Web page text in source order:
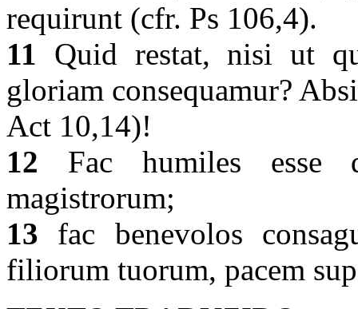
requirunt (cfr. Ps 106,4).
11 Quid restat, nisi ut
gloriam consequamur?
Act 10,14)!
12 Fac humiles esse
magistrorum;
13 fac benevolos
filiorum tuorum, pacem